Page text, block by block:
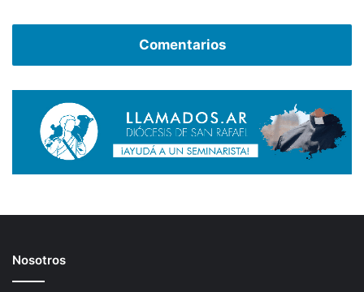
Comentarios
Nosotros